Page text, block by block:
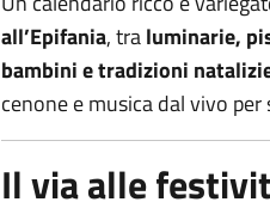
all’Epifania, traluminarie,
bambini e tradizioni
cenone e musica dal vivo
Il via alle